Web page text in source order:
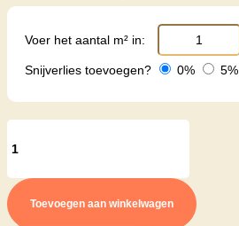
Voer het aantal m² in:
Snijverlies toevoegen? 0% 5%
Stone
Series
Toevoegen aan winkelwagen